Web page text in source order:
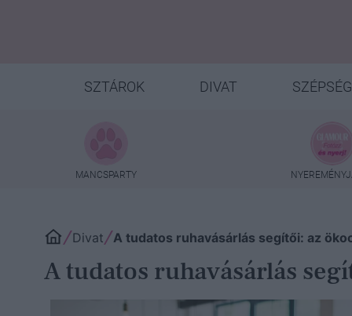
SZTÁROK DIVAT SZÉPSÉG
MANCSPARTY
Divat A tudatos ruhavásárlás segítői: az
A tudatos ruhavásárlás